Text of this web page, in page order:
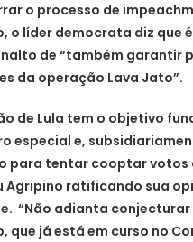
o processo de
o líder democrata diz que
de “também garantir
da operação Lava Jato”.
de Lula tem o objetivo
especial e,
para tentar cooptar votos
Agripino ratificando sua
“Não adianta conjecturar
já está em curso no